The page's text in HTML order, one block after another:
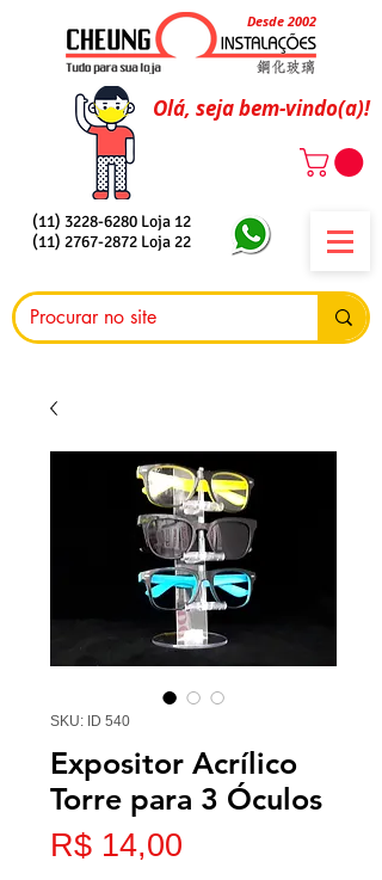
Desde 2002
Olá, seja bem-vindo(a)!
(11) 3228-6280 Loja 12
(11) 2767-2872 Loja 22
SKU: ID 540
Expositor Acrílico
Torre para 3 Óculos
R$ 14,00